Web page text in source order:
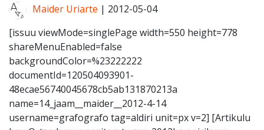
Maider Uriarte | 2012-05-04
[issuu viewMode=singlePage width=550 height=778
shareMenuEnabled=false
backgroundColor=%23222222
documentId=120504093901-
48ecae56740045678cb5ab131870213a
name=14_jaam__maider__2012-4-14
username=grafografo tag=aldiri unit=px v=2] [Artikulu